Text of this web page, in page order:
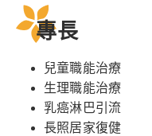
專長
兒童職能治療
生理職能治療
乳癌淋巴引流
長照居家復健